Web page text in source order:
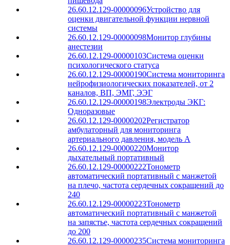
26.60.12.129-00000096Устройство для
оценки двигательной функции нервной
системы
26.60.12.129-00000098Монитор глубины
анестезии
26.60.12.129-00000103Система оценки
психологического статуса
26.60.12.129-00000190Система мониторинга
нейрофизиологических показателей, от 2
каналов, ВП, ЭМГ, ЭЭГ
26.60.12.129-00000198Электроды ЭКГ:
Одноразовые
26.60.12.129-00000202Регистратор
амбулаторный для мониторинга
артериального давления, модель A
26.60.12.129-00000220Монитор
дыхательный портативный
26.60.12.129-00000222Тонометр
автоматический портативный с манжетой
на плечо, частота сердечных сокращений до
240
26.60.12.129-00000223Тонометр
автоматический портативный с манжетой
на запястье, частота сердечных сокращений
до 200
26.60.12.129-00000235Система мониторинга